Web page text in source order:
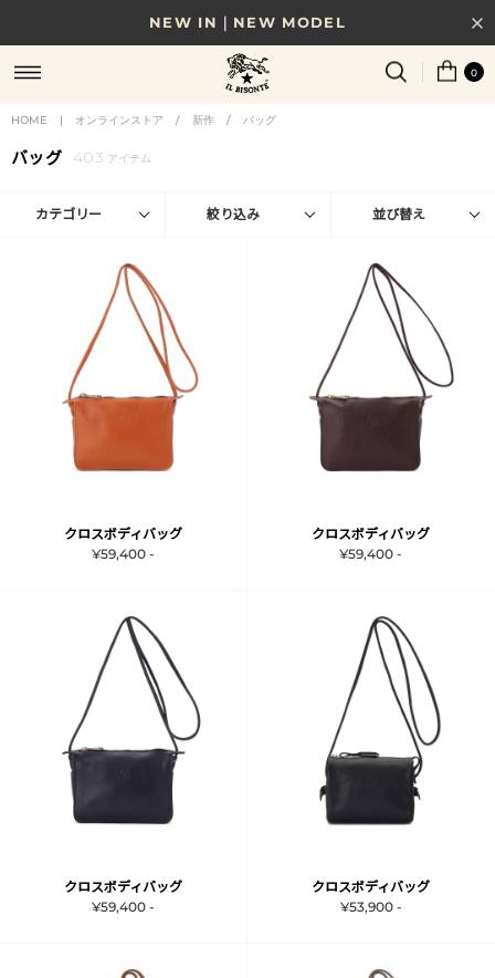
NEW IN｜NEW MODEL
8/17(月)10時まで｜税込11,000円以上で送料無料
贈る相手やシーンから選べる、新しいギフトガイド
NEW IN｜COLOR LEATHER
0
HOME | オンラインストア / 新作 / バッグ
バッグ 403 アイテム
カテゴリー 絞り込み 並び替え
クロスボディバッグ
¥59,400 -
クロスボディバッグ
¥59,400 -
クロスボディバッグ
¥59,400 -
クロスボディバッグ
¥53,900 -